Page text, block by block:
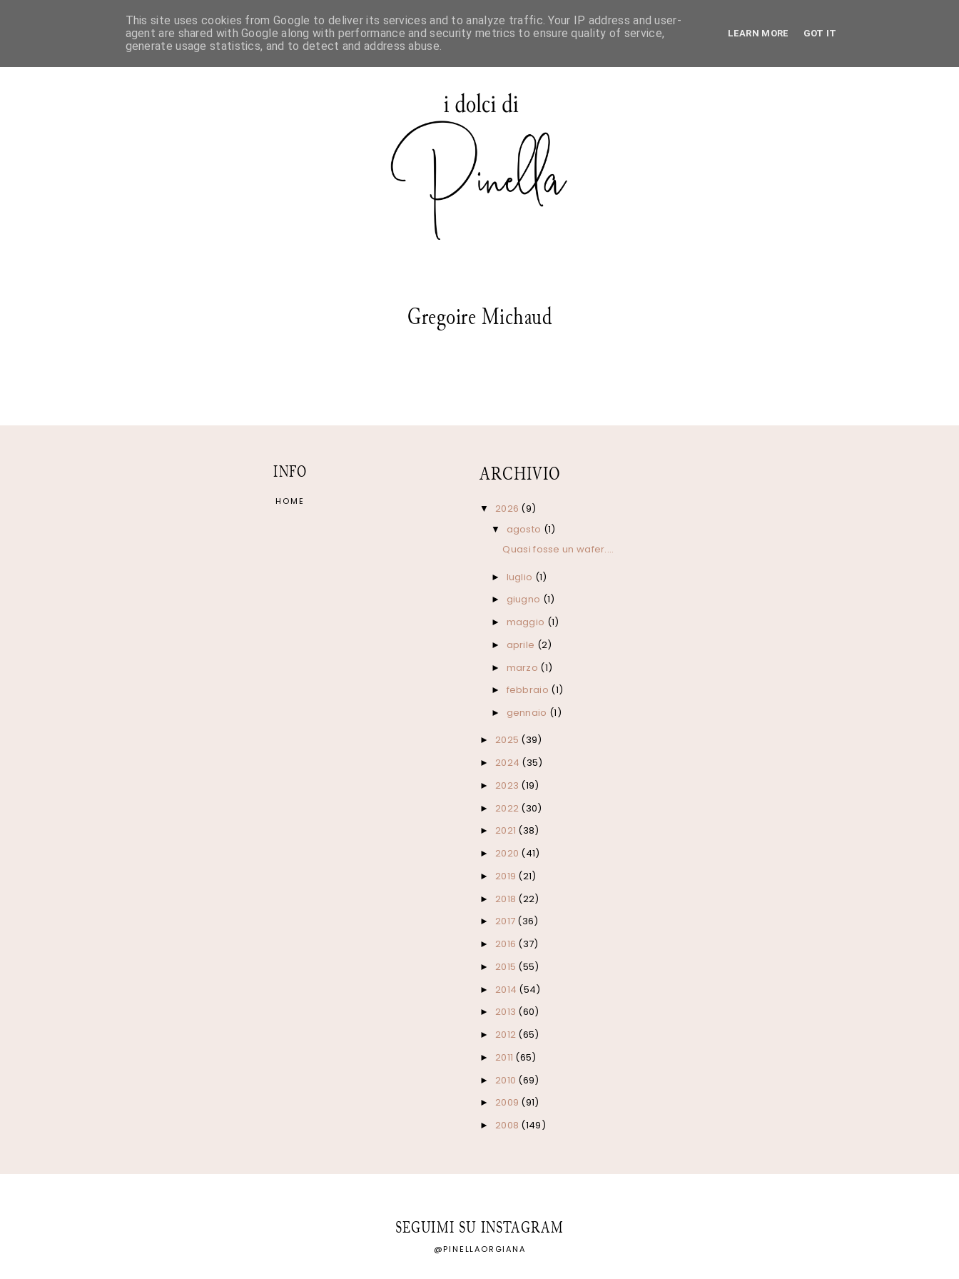
PASTICCERIA FRANCESE PASTICCERIA ITALIANA SPECIALE MAURIZIO SANTIN
Gregoire Michaud
INFO
HOME
ARCHIVIO
▼ 2026 (9)
▼ agosto (1)
Quasi fosse un wafer....
► luglio (1)
► giugno (1)
► maggio (1)
► aprile (2)
► marzo (1)
► febbraio (1)
► gennaio (1)
► 2025 (39)
► 2024 (35)
► 2023 (19)
► 2022 (30)
► 2021 (38)
► 2020 (41)
► 2019 (21)
► 2018 (22)
► 2017 (36)
► 2016 (37)
► 2015 (55)
► 2014 (54)
► 2013 (60)
► 2012 (65)
► 2011 (65)
► 2010 (69)
► 2009 (91)
► 2008 (149)
SEGUIMI SU INSTAGRAM
@PINELLAORGIANA
This site uses cookies from Google to deliver its services and to analyze traffic. Your IP address and user-
agent are shared with Google along with performance and security metrics to ensure quality of service,
generate usage statistics, and to detect and address abuse.
LEARN MORE GOT IT